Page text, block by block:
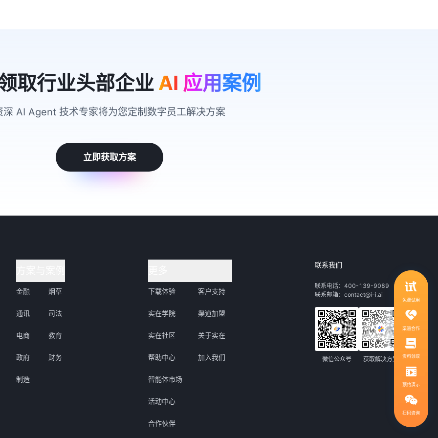
取行业头部企业 AI 应用案例
深 AI Agent 技术专家将为您定制数字员工解决方案
立即获取方案
金融
通讯
电商
政府
制造
烟草
司法
教育
财务
下载体验
实在学院
实在社区
帮助中心
智能体市场
活动中心
合作伙伴
客户支持
渠道加盟
关于实在
加入我们
联系我们
联系电话：400-139-9089
联系邮箱：contact@i-i.ai
微信公众号 获取解决方案
免费试用
渠道合作
资料领取
预约演示
扫码咨询
领取行业自动化解决方案